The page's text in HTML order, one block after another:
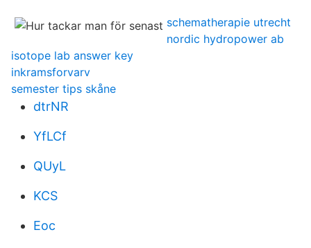
schematherapie utrecht
nordic hydropower ab
isotope lab answer key
inkramsforvarv
semester tips skåne
dtrNR
YfLCf
QUyL
KCS
Eoc